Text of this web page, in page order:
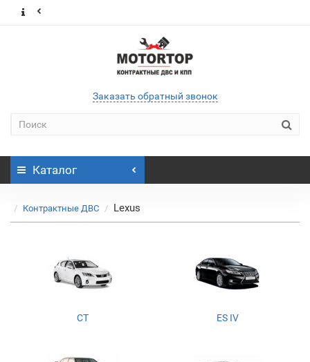
Заказать обратный звонок
Каталог
Контрактные ДВС Lexus
CT ES IV